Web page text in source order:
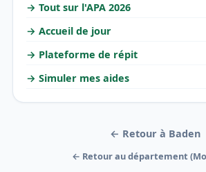
→ Tout sur l'APA 2026
→ Accueil de jour
→ Plateforme de répit
→ Simuler mes aides
← Retour à Baden
← Retour au département